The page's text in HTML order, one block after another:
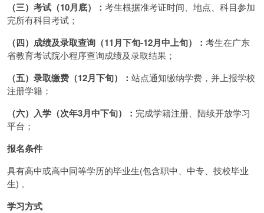
（三）考试（10月底）： 考生根据准考证时间、地点、科目参加
完所有科目考试；
（四）成绩及录取查询（11月下旬-12月中上旬）： 考生在广东
省教育考试院小程序查询成绩及录取结果；
（五）录取缴费（12月下旬）： 站点通知缴纳学费，并上报学校
注册学籍；
（六）入学（次年3月中下旬）： 完成学籍注册、陆续开放学习
平台；
报名条件
具有高中或高中同等学历的毕业生(包含职中、中专、技校毕业
生) 。
学习方式